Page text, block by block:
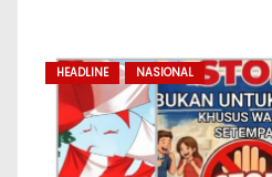
HEADLINE NASIONAL